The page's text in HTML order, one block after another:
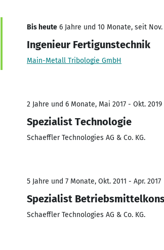
Bis heute 6 Jahre und 10 Monate, seit Nov.
Ingenieur Fertigunstechnik
Main-Metall Tribologie GmbH
2 Jahre und 6 Monate, Mai 2017 - Okt. 2019
Spezialist Technologie
Schaeffler Technologies AG & Co. KG.
5 Jahre und 7 Monate, Okt. 2011 - Apr. 2017
Spezialist
Schaeffler Technologies AG & Co. KG.